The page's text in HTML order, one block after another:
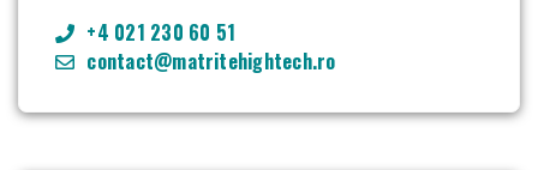
+4 021 230 60 51
contact@matritehightech.ro